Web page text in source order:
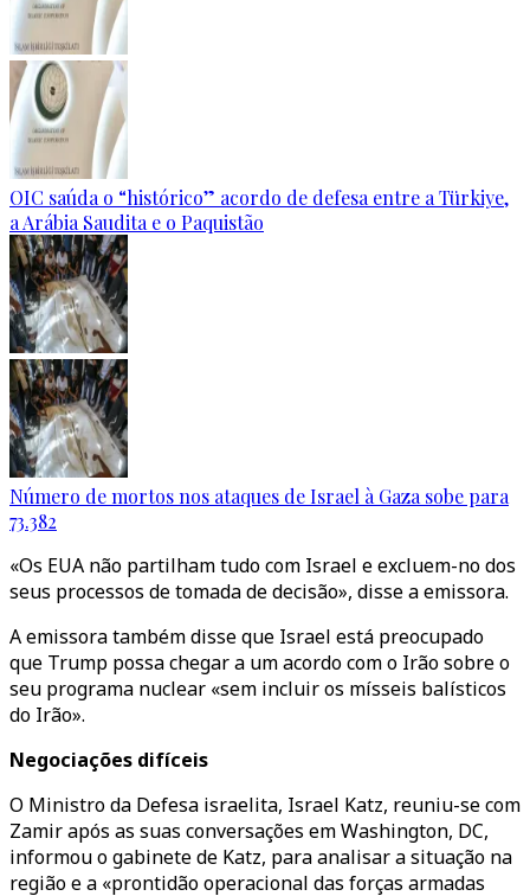
OIC saúda o “histórico” acordo de defesa entre a Türkiye,
a Arábia Saudita e o Paquistão
Número de mortos nos ataques de Israel à Gaza sobe para
73.382
«Os EUA não partilham tudo com Israel e excluem-no dos
seus processos de tomada de decisão», disse a emissora.
A emissora também disse que Israel está preocupado
que Trump possa chegar a um acordo com o Irão sobre o
seu programa nuclear «sem incluir os mísseis balísticos
do Irão».
Negociações difíceis
O Ministro da Defesa israelita, Israel Katz, reuniu-se com
Zamir após as suas conversações em Washington, DC,
informou o gabinete de Katz, para analisar a situação na
região e a «prontidão operacional das forças armadas